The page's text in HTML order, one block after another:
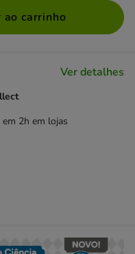
ao carrinho
Ver detalhes
2h em lojas